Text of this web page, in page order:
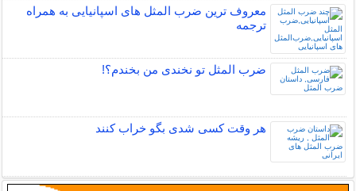
معروف ترین ضرب المثل های اسپانیایی به همراه
ترجمه
ضرب المثل تو نخندی من بخندم؟!
هر وقت کسی شدی بگو خراب کنند